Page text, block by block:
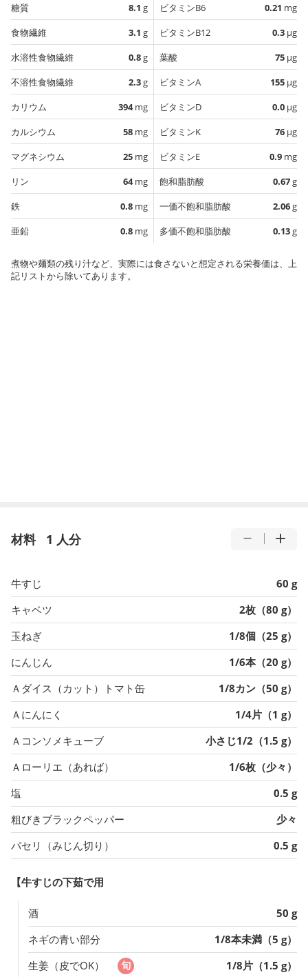
糖質
8.1 g
食物繊維
3.1 g
水溶性食物繊維
0.8g
不溶性食物繊維
2.3g
カリウム
394mg
カルシウム
58 mg
マグネシウム
25 mg
リン
64mg
鉄
0.8 mg
亜鉛
0.8 mg
ビタミンB6
0.21 mg
ビタミンB12
0.3 µg
葉酸
75 µg
ビタミンA
155 µg
ビタミンD
0.0 µg
ビタミンK
76 µg
ビタミンE
0.9 mg
飽和脂肪酸
0.67g
一価不飽和脂肪酸
2.06g
多価不飽和脂肪酸
0.13g
煮物や麺類の残り汁など、実際には食さないと想定される栄養価は、上
記リストから除いてあります。
材料 1 人分
牛すじ
60 g
キャベツ
2枚（80 g）
玉ねぎ
1/8個（25 g）
にんじん
1/6本（20 g）
Ａダイス（カット）トマト缶
1/8カン（50 g）
Ａにんにく
1/4片（1 g）
Ａコンソメキューブ
小さじ1/2（1.5 g）
Ａローリエ（あれば）
1/6枚（少々）
塩
0.5 g
粗びきブラックペッパー
少々
パセリ（みじん切り）
0.5 g
【牛すじの下茹で用
酒
50 g
ネギの青い部分
1/8本未満（5 g）
生姜（皮でOK）
1/8片（1.5 g）